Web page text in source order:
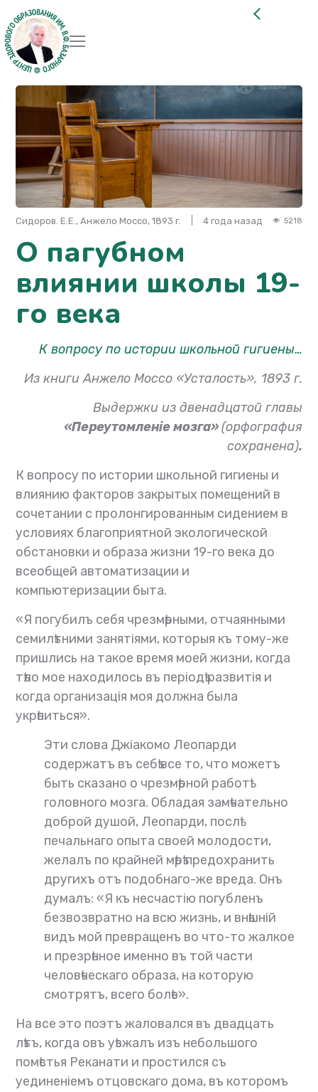
Сидоров. Е.Е., Анжело Моссо, 1893 г. 4 года назад 5218
О пагубном
влиянии школы 19-
го века
К вопросу по истории школьной гигиены…
Из книги Анжело Моссо «Усталость», 1893 г.
Выдержки из двенадцатой главы
«Переутомленіе мозга»(орфография
сохранена).
К вопросу по истории школьной гигиены и
влиянию факторов закрытых помещений в
сочетании с пролонгированным сидением в
условиях благоприятной экологической
обстановки и образа жизни 19-го века до
всеобщей автоматизации и
компьютеризации быта.
«Я погубилъ себя чрезмѣрными, отчаянными
семилѣтними занятіями, которыя къ тому-же
пришлись на такое время моей жизни, когда
тѣло мое находилось въ періодѣ развитія и
когда организація моя должна была
укрѣпиться».
Эти слова Джіакомо Леопарди
содержатъ въ себѣ все то, что можетъ
быть сказано о чрезмѣрной работѣ
головного мозга. Обладая замѣчательно
доброй душой, Леопарди, послѣ
печальнаго опыта своей молодости,
желалъ по крайней мѣрѣ предохранить
другихъ отъ подобнаго-же вреда. Онъ
думалъ: «Я къ несчастію погубленъ
безвозвратно на всю жизнь, и внѣшній
видъ мой превращенъ во что-то жалкое
и презрѣнное именно въ той части
человѣческаго образа, на которую
смотрятъ, всего болѣе».
На все это поэтъ жаловался въ двадцать
лѣтъ, когда овъ уѣзжалъ изъ небольшого
помѣстья Реканати и простился съ
уединеніемъ отцовскаго дома, въ которомъ